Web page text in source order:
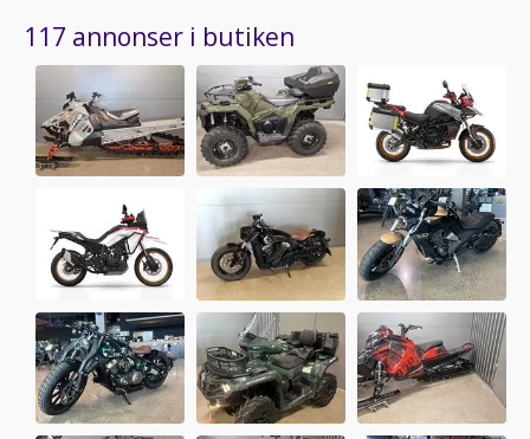
117 annonser i butiken